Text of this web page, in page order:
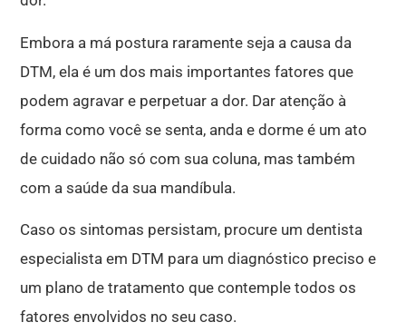
Embora a má postura raramente seja a causa da
DTM, ela é um dos mais importantes fatores que
podem agravar e perpetuar a dor. Dar atenção à
forma como você se senta, anda e dorme é um ato
de cuidado não só com sua coluna, mas também
com a saúde da sua mandíbula.
Caso os sintomas persistam, procure um dentista
especialista em DTM para um diagnóstico preciso e
um plano de tratamento que contemple todos os
fatores envolvidos no seu caso.